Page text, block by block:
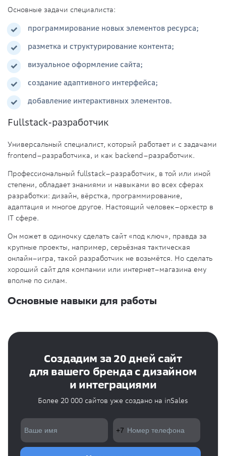
Основные задачи специалиста:
программирование новых элементов ресурса;
разметка и структурирование контента;
визуальное оформление сайта;
создание адаптивного интерфейса;
добавление интерактивных элементов.
Fullstack-разработчик
Универсальный специалист, который работает и с задачами
frontend–разработчика, и как backend–разработчик.
Профессиональный fullstack–разработчик, в той или иной
степени, обладает знаниями и навыками во всех сферах
разработки: дизайн, вёрстка, программирование,
адаптация и многое другое. Настоящий человек–оркестр в
IT сфере.
Он может в одиночку сделать сайт «под ключ», правда за
крупные проекты, например, серьёзная тактическая
онлайн–игра, такой разработчик не возьмётся. Но сделать
хороший сайт для компании или интернет–магазина ему
вполне по силам.
Основные навыки для работы
Создадим за 20 дней сайт
для вашего бренда с дизайном
и интеграциями
Более 20 000 сайтов уже создано на inSales